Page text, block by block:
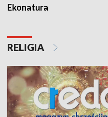
Ekonatura
RELIGIA